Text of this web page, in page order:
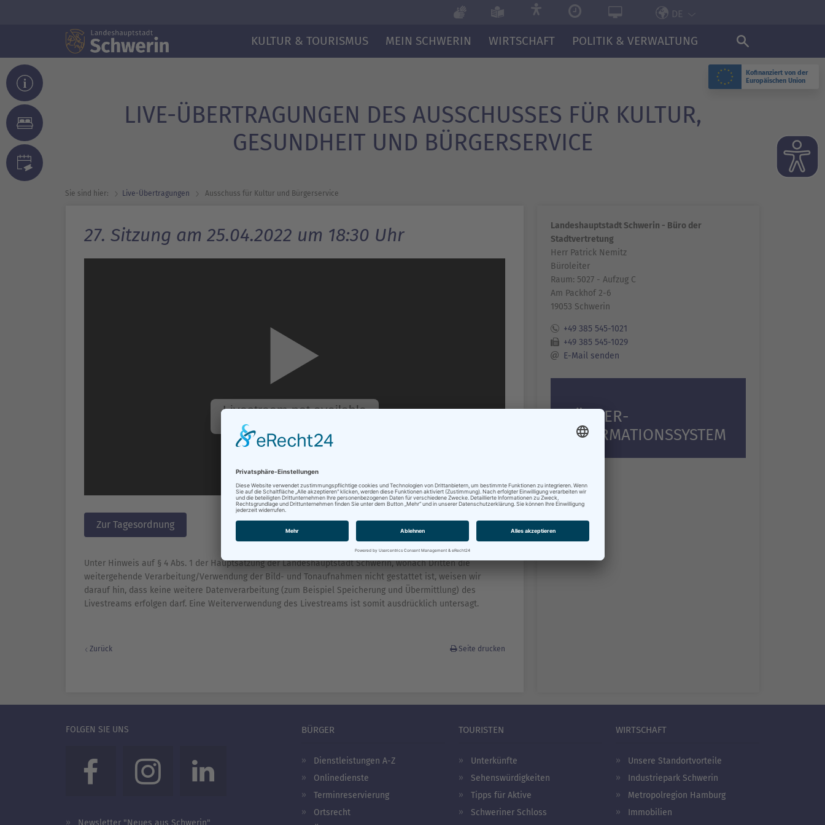
Kofinanziert von der
Europäischen Union
DE
KULTUR & TOURISMUS MEIN SCHWERIN WIRTSCHAFT POLITIK & VERWALTUNG
LIVE-ÜBERTRAGUNGEN DES AUSSCHUSSES FÜR KULTUR,
GESUNDHEIT UND BÜRGERSERVICE
Sie sind hier: Live-Übertragungen Ausschuss für Kultur und Bürgerservice
27. Sitzung am 25.04.2022 um 18:30 Uhr
Zur Tagesordnung
Unter Hinweis auf § 4 Abs. 1 der Hauptsatzung der Landeshauptstadt Schwerin, wonach Dritten die
weitergehende Verarbeitung/Verwendung der Bild- und Tonaufnahmen nicht gestattet ist, weisen wir
darauf hin, dass keine weitere Datenverarbeitung (zum Beispiel Speicherung und Übermittlung) des
Livestreams erfolgen darf. Eine Weiterverwendung des Livestreams ist somit ausdrücklich untersagt.
Zurück Seite drucken
Landeshauptstadt Schwerin - Büro der
Stadtvertretung
Herr Patrick Nemitz
Büroleiter
Raum: 5027 - Aufzug C
Am Packhof 2-6
19053 Schwerin
+49 385 545-1021
+49 385 545-1029
E-Mail senden
BÜRGER­
INFORMATIONS­SYSTEM
FOLGEN SIE UNS BÜRGER
Dienstleistungen A-Z
Onlinedienste
Terminreservierung
Ortsrecht
TOURISTEN
Unterkünfte
Sehenswürdigkeiten
Tipps für Aktive
Schweriner Schloss
WIRTSCHAFT
Unsere Standortvorteile
Industriepark Schwerin
Metropolregion Hamburg
Immobilien